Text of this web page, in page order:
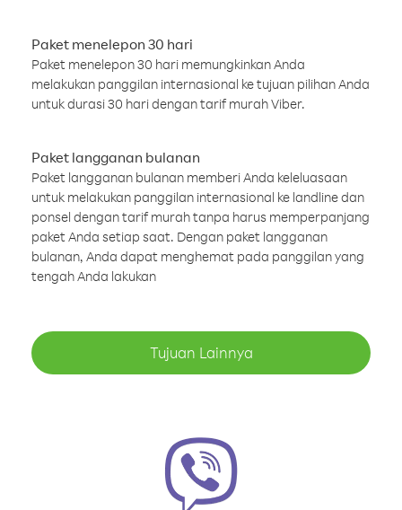
Paket menelepon 30 hari
Paket menelepon 30 hari memungkinkan Anda
melakukan panggilan internasional ke tujuan pilihan Anda
untuk durasi 30 hari dengan tarif murah Viber.
Paket langganan bulanan
Paket langganan bulanan memberi Anda keleluasaan
untuk melakukan panggilan internasional ke landline dan
ponsel dengan tarif murah tanpa harus memperpanjang
paket Anda setiap saat. Dengan paket langganan
bulanan, Anda dapat menghemat pada panggilan yang
tengah Anda lakukan
Tujuan Lainnya